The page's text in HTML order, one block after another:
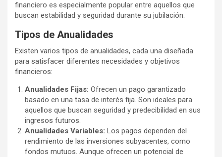
financiero es especialmente popular entre aquellos que
buscan estabilidad y seguridad durante su jubilación.
Tipos de Anualidades
Existen varios tipos de anualidades, cada una diseñada
para satisfacer diferentes necesidades y objetivos
financieros:
Anualidades Fijas: Ofrecen un pago garantizado
basado en una tasa de interés fija. Son ideales para
aquellos que buscan seguridad y predecibilidad en sus
ingresos futuros.
Anualidades Variables: Los pagos dependen del
rendimiento de las inversiones subyacentes, como
fondos mutuos. Aunque ofrecen un potencial de